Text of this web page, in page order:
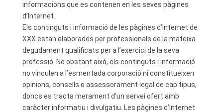
informacions que es contenen en les seves pàgines
d’Internet.
Els continguts i informació de les pàgines d’Internet de
XXX estan elaborades per professionals de la mateixa
degudament qualificats per a l’exercici de la seva
professió. No obstant això, els continguts i informació
no vinculen a l’esmentada corporació ni constitueixen
opinions, consells o assessorament legal de cap tipus,
doncs es tracta merament d’un servei ofert amb
caràcter informatiu i divulgatiu. Les pàgines d’Internet